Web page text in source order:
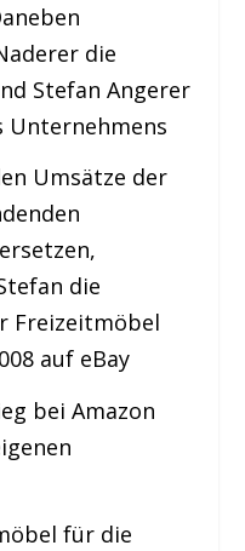
die
Stefan Angerer
Unternehmens
Umsätze der
die
Freizeitmöbel
auf eBay
bei Amazon
für die